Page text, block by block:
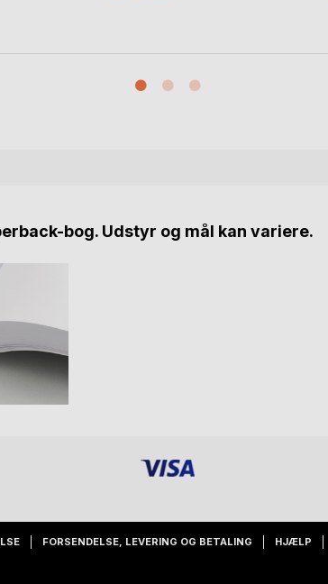
bog. Udstyr og mål kan variere.
FORSENDELSE, LEVERING OG BETALING HJÆLP